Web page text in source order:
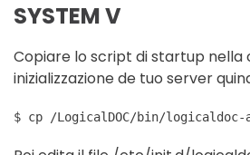
SYSTEM V
Copiare lo script di startup nella
inizializzazione de tuo server
$ cp /LogicalDOC/bin/